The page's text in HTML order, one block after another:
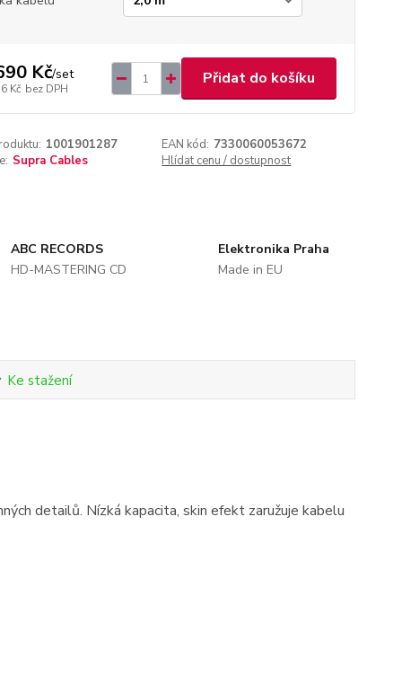
Kč/set
Kč bez DPH
Přidat do košíku
1001901287 EAN kód: 7330060053672
Supra Cables Hlídat cenu / dostupnost
ABC RECORDS
HD-MASTERING CD
Elektronika Praha
Made in EU
Ke stažení
detailů. Nízká kapacita, skin efekt zaružuje kabelu